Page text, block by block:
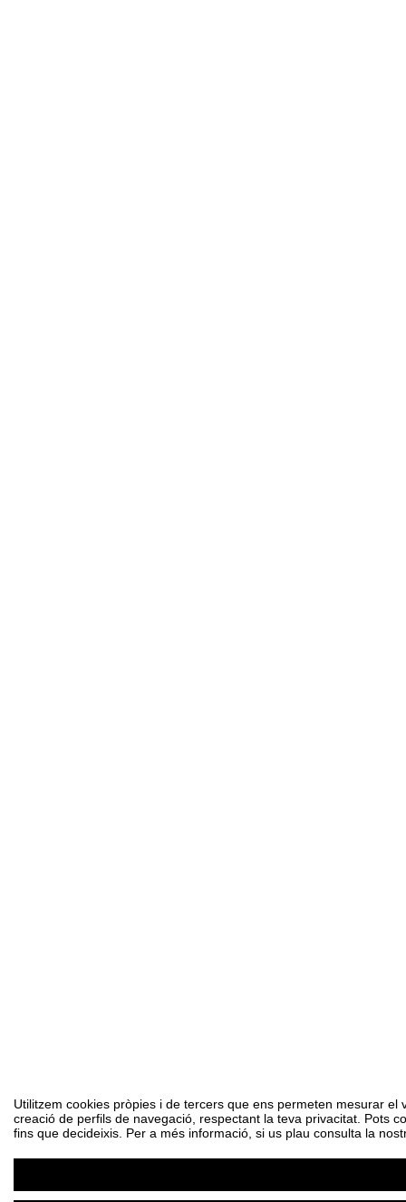
Utilitzem cookies pròpies i de tercers que ens permeten mesurar
creació de perfils de navegació, respectant la teva privacitat. Pots
fins que decideixis. Per a més informació, si us plau consulta la